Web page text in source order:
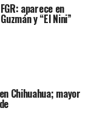
aparece en
y “El Nini”
Chihuahua; mayor